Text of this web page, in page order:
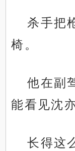
杀手把
椅。
他在副
能看见沈
长得这